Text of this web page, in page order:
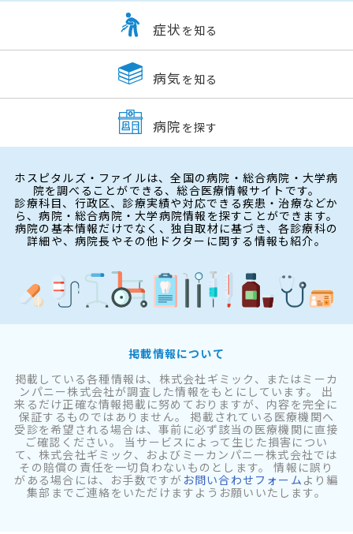
症状 を知る
病気 を知る
病院 を探す
ホスピタルズ・ファイルは、全国の病院・総合病院・大学病
院を調べることができる、総合医療情報サイトです。
診療科目、行政区、診療実績や対応できる疾患・治療などか
ら、病院・総合病院・大学病院情報を探すことができます。
病院の基本情報だけでなく、独自取材に基づき、各診療科の
詳細や、病院長やその他ドクターに関する情報も紹介。
掲載情報について
掲載している各種情報は、株式会社ギミック、またはミーカ
ンパニー株式会社が調査した情報をもとにしています。 出
来るだけ正確な情報掲載に努めておりますが、内容を完全に
保証するものではありません。 掲載されている医療機関へ
受診を希望される場合は、事前に必ず該当の医療機関に直接
ご確認ください。 当サービスによって生じた損害につい
て、株式会社ギミック、およびミーカンパニー株式会社では
その賠償の責任を一切負わないものとします。 情報に誤り
がある場合には、お手数ですが お問い合わせフォーム より編
集部までご連絡をいただけますようお願いいたします。